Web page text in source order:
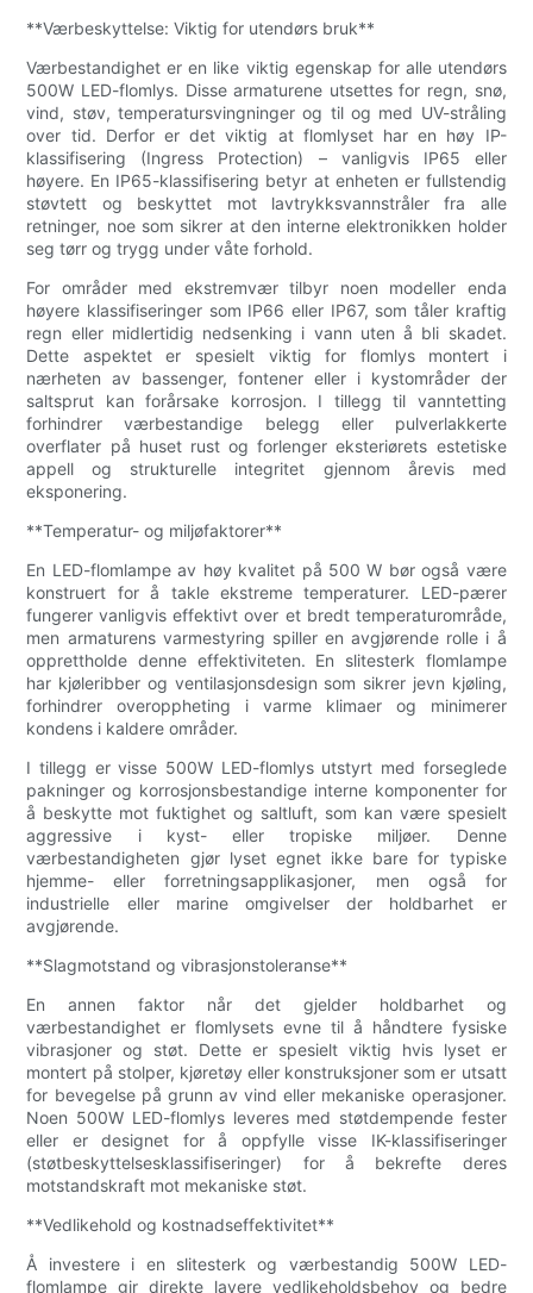
**Værbeskyttelse: Viktig for utendørs bruk**
Værbestandighet er en like viktig egenskap for alle utendørs
500W LED-flomlys. Disse armaturene utsettes for regn, snø,
vind, støv, temperatursvingninger og til og med UV-stråling
over tid. Derfor er det viktig at flomlyset har en høy IP-
klassifisering (Ingress Protection) – vanligvis IP65 eller
høyere. En IP65-klassifisering betyr at enheten er fullstendig
støvtett og beskyttet mot lavtrykksvannstråler fra alle
retninger, noe som sikrer at den interne elektronikken holder
seg tørr og trygg under våte forhold.
For områder med ekstremvær tilbyr noen modeller enda
høyere klassifiseringer som IP66 eller IP67, som tåler kraftig
regn eller midlertidig nedsenking i vann uten å bli skadet.
Dette aspektet er spesielt viktig for flomlys montert i
nærheten av bassenger, fontener eller i kystområder der
saltsprut kan forårsake korrosjon. I tillegg til vanntetting
forhindrer værbestandige belegg eller pulverlakkerte
overflater på huset rust og forlenger eksteriørets estetiske
appell og strukturelle integritet gjennom årevis med
eksponering.
**Temperatur- og miljøfaktorer**
En LED-flomlampe av høy kvalitet på 500 W bør også være
konstruert for å takle ekstreme temperaturer. LED-pærer
fungerer vanligvis effektivt over et bredt temperaturområde,
men armaturens varmestyring spiller en avgjørende rolle i å
opprettholde denne effektiviteten. En slitesterk flomlampe
har kjøleribber og ventilasjonsdesign som sikrer jevn kjøling,
forhindrer overoppheting i varme klimaer og minimerer
kondens i kaldere områder.
I tillegg er visse 500W LED-flomlys utstyrt med forseglede
pakninger og korrosjonsbestandige interne komponenter for
å beskytte mot fuktighet og saltluft, som kan være spesielt
aggressive i kyst- eller tropiske miljøer. Denne
værbestandigheten gjør lyset egnet ikke bare for typiske
hjemme- eller forretningsapplikasjoner, men også for
industrielle eller marine omgivelser der holdbarhet er
avgjørende.
**Slagmotstand og vibrasjonstoleranse**
En annen faktor når det gjelder holdbarhet og
værbestandighet er flomlysets evne til å håndtere fysiske
vibrasjoner og støt. Dette er spesielt viktig hvis lyset er
montert på stolper, kjøretøy eller konstruksjoner som er utsatt
for bevegelse på grunn av vind eller mekaniske operasjoner.
Noen 500W LED-flomlys leveres med støtdempende fester
eller er designet for å oppfylle visse IK-klassifiseringer
(støtbeskyttelsesklassifiseringer) for å bekrefte deres
motstandskraft mot mekaniske støt.
**Vedlikehold og kostnadseffektivitet**
Å investere i en slitesterk og værbestandig 500W LED-
flomlampe gir direkte lavere vedlikeholdsbehov og bedre